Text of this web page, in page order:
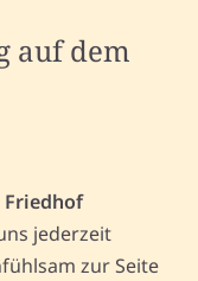
auf dem
Friedhof
jederzeit
zur Seite